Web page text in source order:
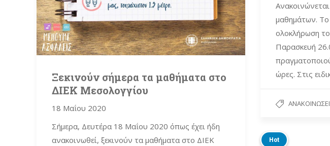
μαθημάτων. Το
ολοκλήρωση
Παρασκευή
ώρες. Στις
Ξεκινούν σήμερα τα μαθήματα στο
ΔΙΕΚ Μεσολογγίου
18 Μαΐου 2020
Σήμερα, Δευτέρα 18 Μαΐου 2020 όπως έχει ήδη
ανακοινωθεί, ξεκινούν τα μαθήματα στο ΔΙΕΚ
Hot